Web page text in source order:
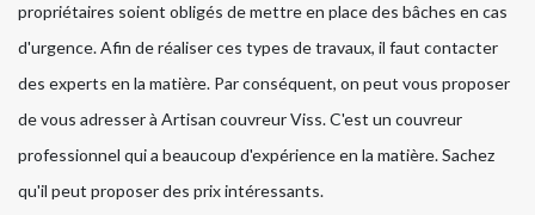
propriétaires soient obligés de mettre en place des bâches en cas
d'urgence. Afin de réaliser ces types de travaux, il faut contacter
des experts en la matière. Par conséquent, on peut vous proposer
de vous adresser à Artisan couvreur Viss. C'est un couvreur
professionnel qui a beaucoup d'expérience en la matière. Sachez
qu'il peut proposer des prix intéressants.